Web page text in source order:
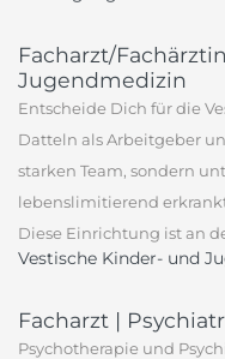
Facharzt/
Jugendmedizin
Entscheide Dich für die
Datteln als Arbeitgeber
starken Team, sondern
lebenslimitierend
Diese Einrichtung ist an
Vestische Kinder- und
Facharzt |
Psychotherapie und